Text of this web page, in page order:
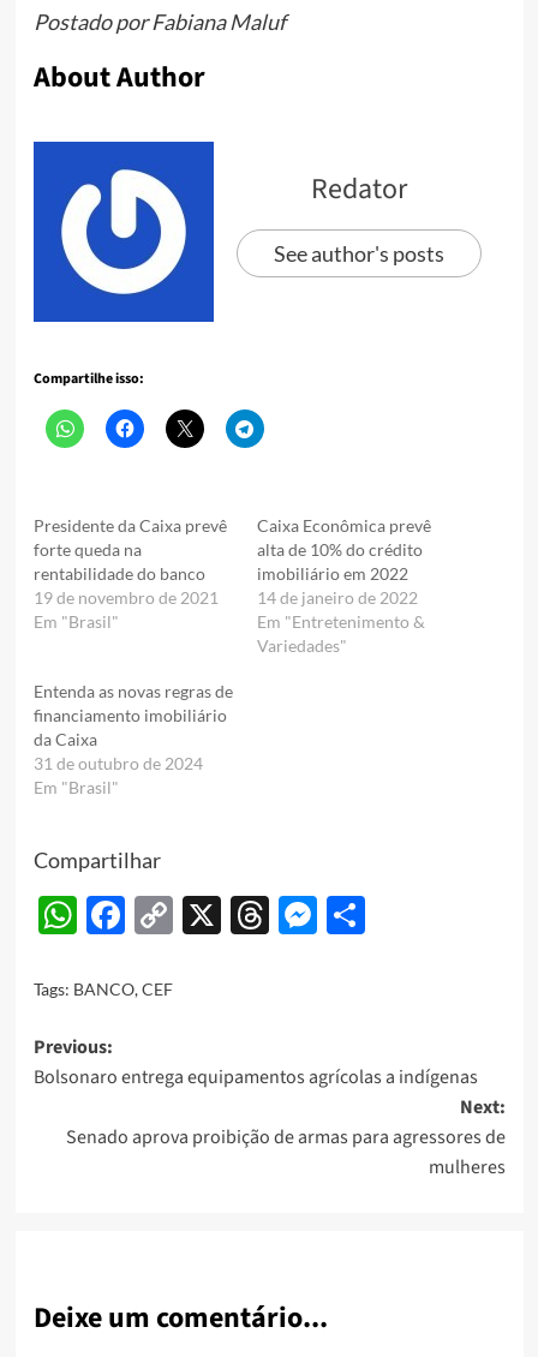
Postado por Fabiana Maluf
About Author
Redator
See author's posts
Compartilhe isso:
Presidente da Caixa prevê
forte queda na
rentabilidade do banco
19 de novembro de 2021
Em "Brasil"
Caixa Econômica prevê
alta de 10% do crédito
imobiliário em 2022
14 de janeiro de 2022
Em "Entretenimento &
Variedades"
Entenda as novas regras de
financiamento imobiliário
da Caixa
31 de outubro de 2024
Em "Brasil"
Compartilhar
WhatsApp
Facebook
Copy
X Threads
Messenger
Share
Tags: BANCO,CEF
Post
navigation
Previous:
Bolsonaro entrega equipamentos agrícolas a indígenas
Next:
Senado aprova proibição de armas para agressores de
mulheres
Deixe um comentário...